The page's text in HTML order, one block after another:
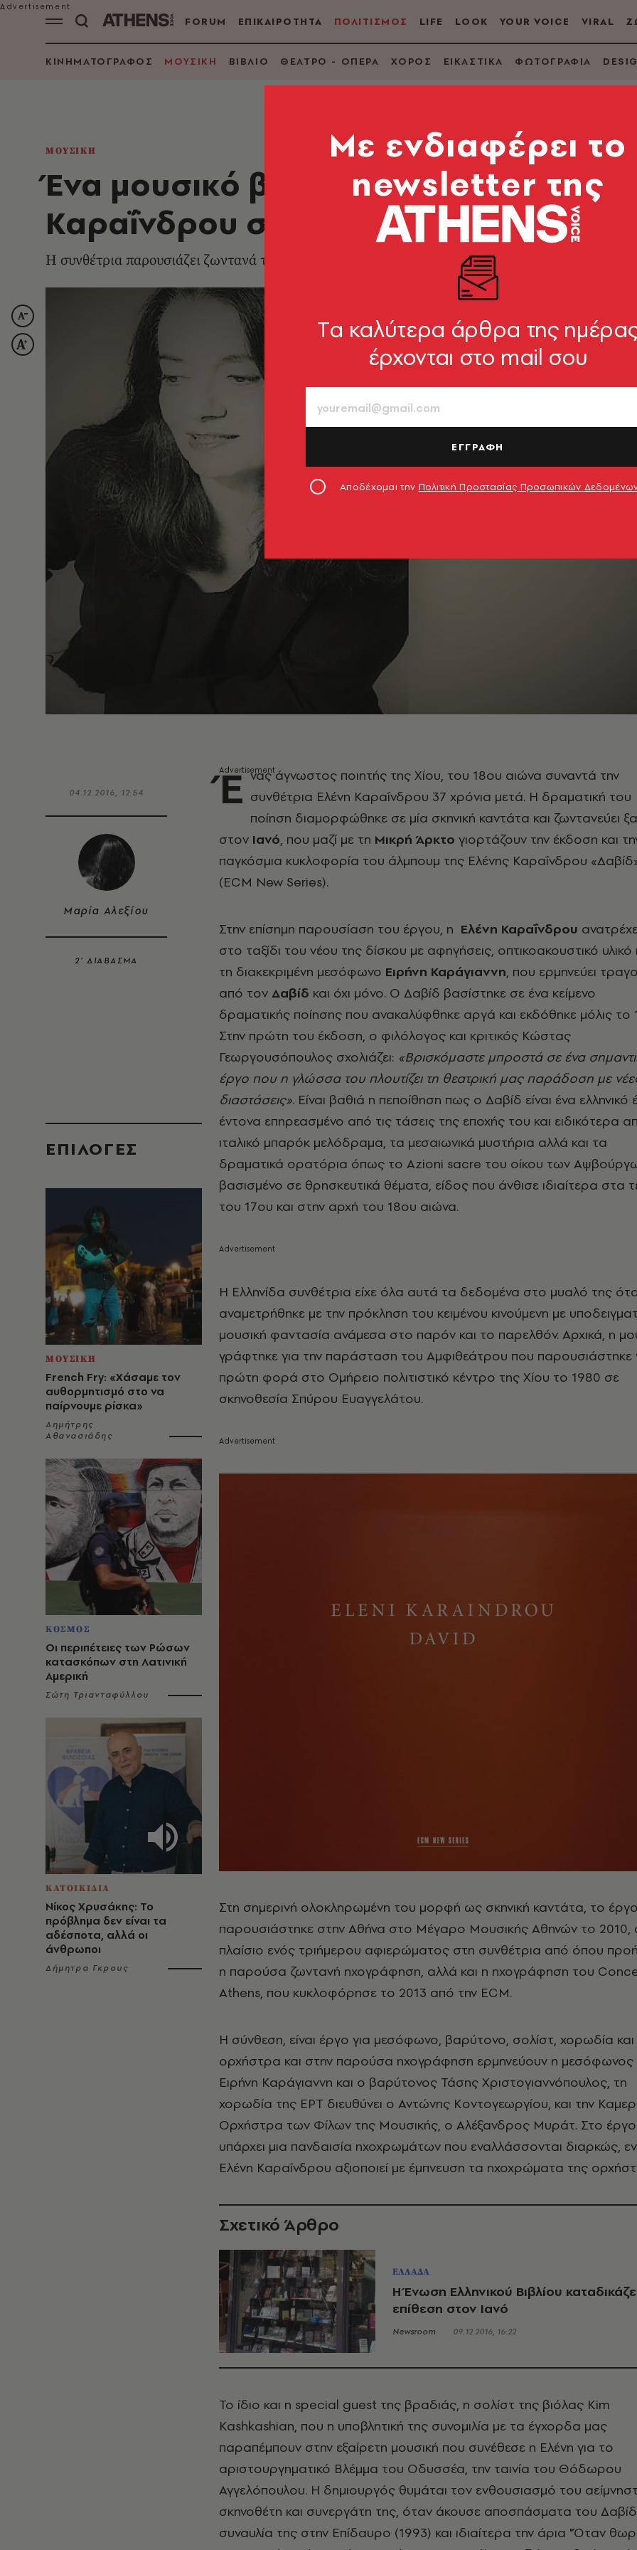
FORUM ΕΠΙΚΑΙΡΟΤΗΤΑ ΠΟΛΙΤΙΣΜΟΣ LIFE LOOK YOUR VOICE VIRAL
ΚΙΝΗΜΑΤΟΓΡΑΦΟΣ ΜΟΥΣΙΚΗ ΒΙΒΛΙΟ ΘΕΑΤΡΟ - ΟΠΕΡΑ ΧΟΡΟΣ ΕΙΚΑΣΤΙΚΑ ΦΩΤΟΓΡΑΦΙΑ
ΜΟΥΣΙΚΗ
Ένα μουσικό βράδυ με την Ελένη
Καραΐνδρου στον Iανό
04.12.2016, 12:54
Μαρία Αλεξίου
2’ ΔΙΑΒΑΣΜΑ
EΠΙΛΟΓΈΣ
ΜΟΥΣΙΚΗ
French Fry: «Χάσαμε τον
αυθορμητισμό στο να
παίρνουμε ρίσκα»
Δημήτρης
Αθανασιάδης
ΚΟΣΜΟΣ
Οι περιπέτειες των Ρώσων
κατασκόπων στη Λατινική
Αμερική
Σώτη Τριανταφύλλου
ΚΑΤΟΙΚΙΔΙΑ
Νίκος Χρυσάκης: Το
πρόβλημα δεν είναι τα
αδέσποτα, αλλά οι
άνθρωποι
Δήμητρα Γκρους
Έ νας άγνωστος ποιητής της Χίου, του 18ου αιώνα συναντά την
συνθέτρια Ελένη Καραΐνδρου 37 χρόνια μετά. Η δραματική του
ποίηση διαμορφώθηκε σε μία σκηνική καντάτα και ζωντανεύει
στον Ιανό, που μαζί με τη Μικρή Άρκτο γιορτάζουν την έκδοση και
παγκόσμια κυκλοφορία του άλμπουμ της Ελένης Καραΐνδρου
(ECM New Series).
Στην επίσημη παρουσίαση του έργου, η Ελένη Καραΐνδρου
στο ταξίδι του νέου της δίσκου με αφηγήσεις, οπτικοακουστικό υλικό
τη διακεκριμένη μεσόφωνο Ειρήνη Καράγιαννη, που ερμηνεύει
από τον Δαβίδ και όχι μόνο. Ο Δαβίδ βασίστηκε σε ένα κείμενο
δραματικής ποίησης που ανακαλύφθηκε αργά και εκδόθηκε μόλις το
Στην πρώτη του έκδοση, ο φιλόλογος και κριτικός Κώστας
Γεωργουσόπουλος σχολιάζει: «Βρισκόμαστε μπροστά σε ένα
έργο που η γλώσσα του πλουτίζει τη θεατρική μας παράδοση με
διαστάσεις». Είναι βαθιά η πεποίθηση πως ο Δαβίδ είναι ένα ελληνικό
έντονα επηρεασμένο από τις τάσεις της εποχής του και ειδικότερα
ιταλικό μπαρόκ μελόδραμα, τα μεσαιωνικά μυστήρια αλλά και τα
δραματικά ορατόρια όπως το Azioni sacre του οίκου των
βασισμένο σε θρησκευτικά θέματα, είδος που άνθισε ιδιαίτερα στα
του 17ου και στην αρχή του 18ου αιώνα.
Η Ελληνίδα συνθέτρια είχε όλα αυτά τα δεδομένα στο μυαλό της
αναμετρήθηκε με την πρόκληση του κειμένου κινούμενη με
μουσική φαντασία ανάμεσα στο παρόν και το παρελθόν. Αρχικά, η
γράφτηκε για την παράσταση του Αμφιθεάτρου που παρουσιάστηκε
πρώτη φορά στο Ομήρειο πολιτιστικό κέντρο της Χίου το 1980 σε
σκηνοθεσία Σπύρου Ευαγγελάτου.
Στη σημερινή ολοκληρωμένη του μορφή ως σκηνική καντάτα, το
παρουσιάστηκε στην Αθήνα στο Μέγαρο Μουσικής Αθηνών το 2010,
πλαίσιο ενός τριήμερου αφιερώματος στη συνθέτρια από όπου
η παρούσα ζωντανή ηχογράφηση, αλλά και η ηχογράφηση του
Athens, που κυκλοφόρησε το 2013 από την ECM.
Η σύνθεση, είναι έργο για μεσόφωνο, βαρύτονο, σολίστ, χορωδία και
ορχήστρα και στην παρούσα ηχογράφηση ερμηνεύουν η μεσόφωνος
Ειρήνη Καράγιαννη και ο βαρύτονος Τάσης Χριστογιαννόπουλος, τη
χορωδία της ΕΡΤ διευθύνει ο Αντώνης Κοντογεωργίου, και την
Ορχήστρα των Φίλων της Μουσικής, ο Αλέξανδρος Μυράτ. Στο έργο
υπάρχει μια πανδαισία ηχοχρωμάτων που εναλλάσσονται διαρκώς,
Ελένη Καραΐνδρου αξιοποιεί με έμπνευση τα ηχοχρώματα της
Σχετικό Άρθρο
ΕΛΛΑΔΑ
Η Ένωση Ελληνικού Βιβλίου
επίθεση στον Ιανό
Newsroom 09.12.2016, 16:22
Το ίδιο και η special guest της βραδιάς, η σολίστ της βιόλας Kim
Kashkashian, που η υποβλητική της συνομιλία με τα έγχορδα μας
παραπέμπουν στην εξαίρετη μουσική που συνέθεσε η Ελένη για το
αριστουργηματικό Βλέμμα του Οδυσσέα, την ταινία του Θόδωρου
Αγγελόπουλου. Η δημιουργός θυμάται τον ενθουσιασμό του
σκηνοθέτη και συνεργάτη της, όταν άκουσε αποσπάσματα του
συναυλία της στην Επίδαυρο (1993) και ιδιαίτερα την άρια "Όταν
Mε ενδιαφέρει το
newsletter της
Tα καλύτερα άρθρα της
έρχονται στο mail σου
ΕΓΓΡΑΦΗ
Αποδέχομαι την Πολιτική Προστασίας Προσωπικών